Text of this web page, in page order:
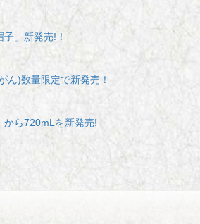
」新発売!！
ん)数量限定で新発売！
から720mLを新発売!